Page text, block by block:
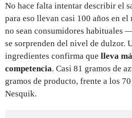
No hace falta intentar describir el
para eso llevan casi 100 años en el
no sean consumidores
se sorprenden del nivel de dulzor.
ingredientes confirma que lleva
competencia. Casi 81 gramos de
gramos de producto, frente a los
Nesquik.